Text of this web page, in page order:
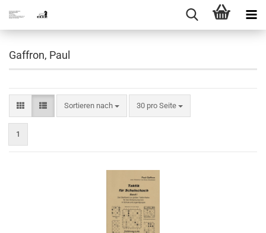
Gaffron, Paul
Sortieren nach
Sortieren nach 30 pro Seite
pro Seite
1